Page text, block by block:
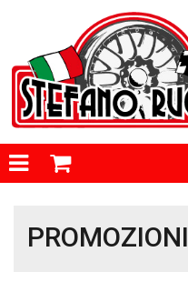
PROMOZIONI